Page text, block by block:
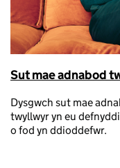
Sut mae adnabod
Dysgwch sut mae
twyllwyr yn eu
o fod yn ddioddefwr.